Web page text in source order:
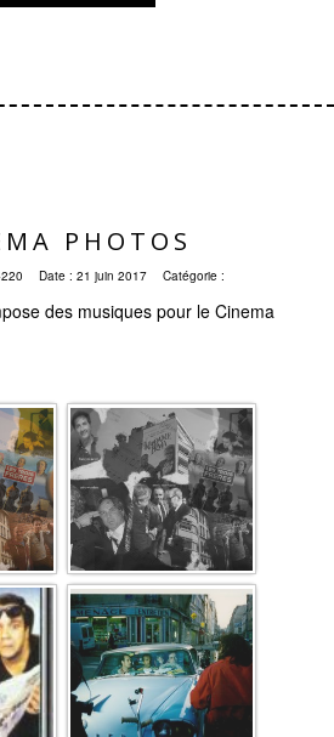
PHOTOS
Date : 21 juin 2017 Catégorie :
des musiques pour le Cinema